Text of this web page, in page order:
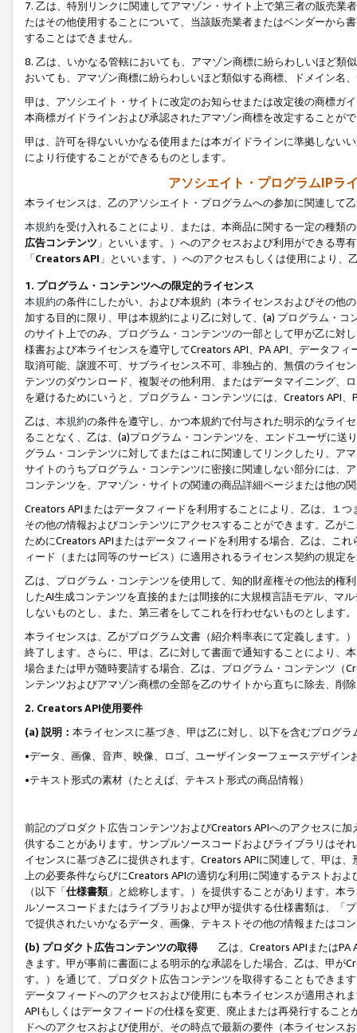
7. 乙は、特別リンクに関連してアマゾン・サイト上で第三者の販売
たはその他使用することについて、当該販売業者またはベンダーから
することはできません。
8. 乙は、いかなる管轄においても、アマゾン商標に紛らわしいほど類
おいても、アマゾン商標に紛らわしいほど類似する商標、ドメイン名
甲は、アソシエイト・サイトに改定のお知らせまたは改定後の商標ガ
本商標ガイドラインおよび承認されたアマゾン商標を改定することが
甲は、許可を得ないいかなる使用または本ガイドラインに準拠しない
により行使することができるものとします。
アソシエイト・プログラムIPラ
本ライセンスは、乙のアソシエイト・プログラムへの参加に関連して
本規約を受け入れることにより、または、本商品に関する一定の種類
広告コンテンツ 」といいます。）へのアクセスおよび利用ができる専
「Creators API 」といいます。）へのアクセスもしくは使用により
1. プログラム・コンテンツへの限定的ライセンス
本規約の条件にしたがい、および本規約（本ライセンスおよびその他
加する目的に限り、甲は本規約により乙に対して、(a) プログラム・
のサイト上でのみ、プログラム・コンテンツの一部として甲が乙に対
様書および本ライセンスを遵守してCreators API、PA API、データフ
取消可能、譲渡不可、サブライセンス不可、非独占的、無償のライセ
テンツのダウンロード、複製その他利用、またはデータマイニング、
を避けるためにいうと、プログラム・コンテンツには、Creators API
乙は、 本規約の条件を遵守し、かつ本規約で付与された明示的なライ
ることなく、乙は、(a)プログラム・コンテンツを、エンドユーザに
グラム・コンテンツに対してまたはこれに関連してリンクしたり、ア
サイトのうちプログラム・コンテンツに密接に関連しない部分には、
コンテンツを、アマゾン・サイトの関連の商品詳細ページまたは他の
Creators APIまたはデータフィードを利用することにより、乙は、１
その他の情報およびコンテンツにアクセスすることができます。乙が
ためにCreators APIまたはデータフィードを利用する場合、乙は、こ
ィード（または同等のサービス）に適用されるライセンス契約の規定
乙は、プログラム・コンテンツを使用して、知的財産権その他法的権
したAI生成コンテンツを直接的または間接的に大規模言語モデル、マ
しないものとし、また、第三者をしてこれを行わせないものとします。
本ライセンスは、乙がプログラム文書（紹介料率表にて定義します。
終了します。さらに、甲は、乙に対して書面で通知することにより、
場合または甲が随時要請する場合、乙は、プログラム・コンテンツ（
ンテンツおよびアマゾン商標の全部を乙のサイトから直ちに除去、削
2. Creators API使用要件
(a) 説明： 本ライセンスに基づき、甲は乙に対し、以下を含むプログ
•データ、画像、音声、映像、ロゴ、ユーザインターフェースデザイ
•テキスト形式の素材（たとえば、テキスト形式の商品情報）
前記のプロダクト広告コンテンツおよびCreators APIへのアクセスに
供することがあります。サンプルソースコードおよびライブラリはそ
イセンスに基づき乙に提供されます。Creators APIに関連して、甲は
上の必要条件ならびにCreators APIの適切な利用に関連するテストお
（以下「仕様書類」と総称します。）を提供することがあります。本
ルソースコードまたはライブラリおよび甲が提供する仕様書類は、「
で提供されたいかなるデータ、画像、テキストその他の情報またはコ
(b) プロダクト広告コンテンツの取得
乙は、Creators APIまたはPA
きます。甲が事前に書面による明示的な承認をした場合、乙は、甲が
す。）を通じて、プロダクト広告コンテンツを取得することもできま
データフィードへのアクセスおよび使用にも本ライセンスが適用され
APIもしくはデータフィードの仕様を変更、廃止または再発行するこ
ドへのアクセスおよび使用が、その時点で最新の要件（本ライセン